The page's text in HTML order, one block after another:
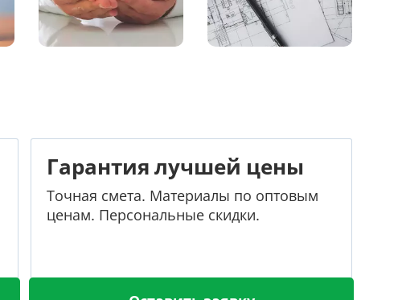
Гарантия лучшей цены
Точная смета. Материалы по оптовым
ценам. Персональные скидки.